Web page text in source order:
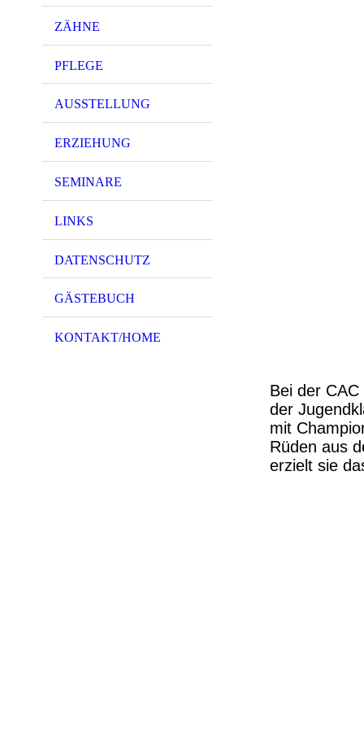
ZÄHNE
PFLEGE
AUSSTELLUNG
ERZIEHUNG
SEMINARE
LINKS
DATENSCHUTZ
GÄSTEBUCH
KONTAKT/HOME
Bei der
der
mit
Rüden aus
erzielt sie